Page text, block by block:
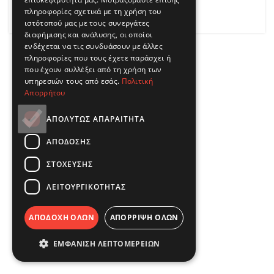
ΔΙΑΒΑΣΤΕ ΠΕΡΙΣΣΟΤΕΡΑ
πληροφορίες σχετικά με τη χρήση του
ιστότοπού μας με τους συνεργάτες
διαφήμισης και ανάλυσης, οι οποίοι
ενδέχεται να τις συνδυάσουν με άλλες
πληροφορίες που τους έχετε παράσχει ή
που έχουν συλλέξει από τη χρήση των
υπηρεσιών τους από εσάς. Πολιτική
Απορρήτου
ΑΠΟΛΎΤΩΣ ΑΠΑΡΑΊΤΗΤΑ
ΑΠΌΔΟΣΗΣ
ΣΤΌΧΕΥΣΗΣ
ΛΕΙΤΟΥΡΓΙΚΌΤΗΤΑΣ
ΑΠΟΔΟΧΉ ΌΛΩΝ ΑΠΌΡΡΙΨΗ ΌΛΩΝ
ΕΜΦΆΝΙΣΗ ΛΕΠΤΟΜΕΡΕΙΏΝ